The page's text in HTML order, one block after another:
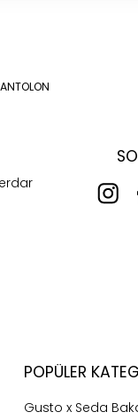
POPÜLER
Gusto x Seda